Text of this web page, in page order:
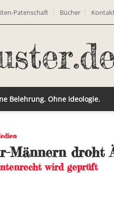
Patenschaft Bücher
Belehrung. Ohne Ideologie.
Männern droht
wird geprüft